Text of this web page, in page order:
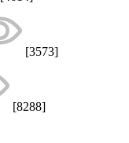
[3573]
[8288]